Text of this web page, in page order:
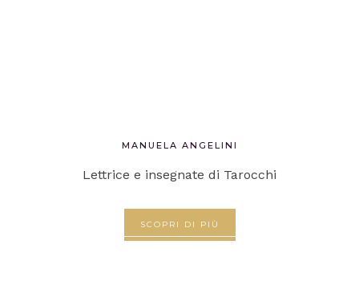
MANUELA ANGELINI
Lettrice e insegnate di Tarocchi
SCOPRI DI PIÙ